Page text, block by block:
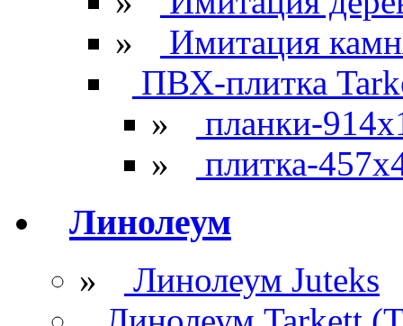
»
Имитация
ПВХ-плитка
»
планки-
»
плитка-
Линолеум
»
Линолеум Juteks